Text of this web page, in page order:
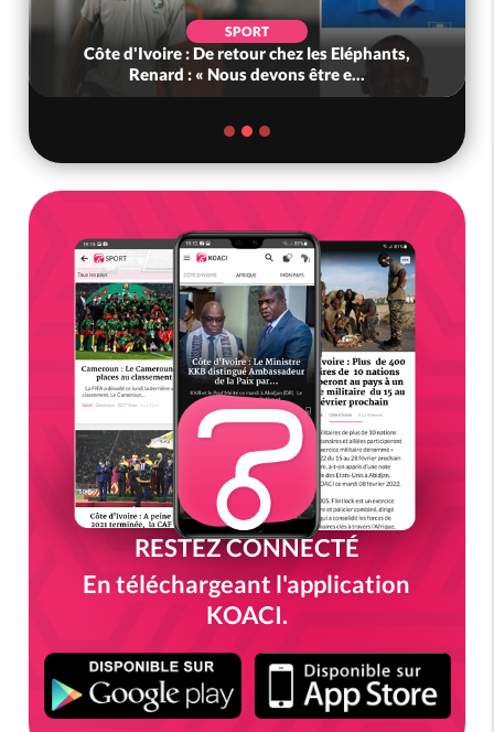
SPORT
Côte d'Ivoire : De retour chez les Eléphants,
Renard : « Nous devons être e...
RESTEZ CONNECTÉ
En téléchargeant l'application
KOACI.